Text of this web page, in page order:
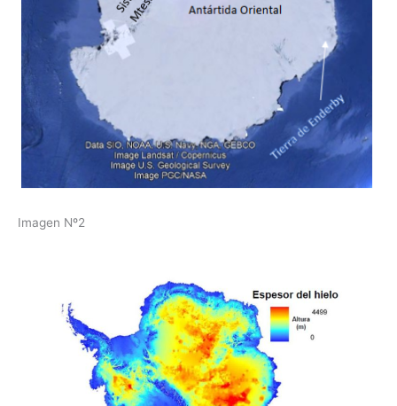
Imagen Nº2